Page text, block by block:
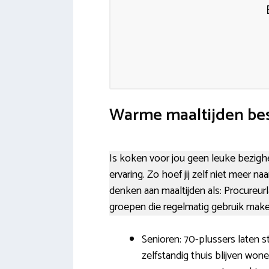
Warme maaltijden
Is koken voor jou geen leuke
ervaring. Zo hoef jij zelf niet meer
denken aan maaltijden als:
groepen die regelmatig gebruik
Senioren: 70-plussers laten
zelfstandig thuis blijven